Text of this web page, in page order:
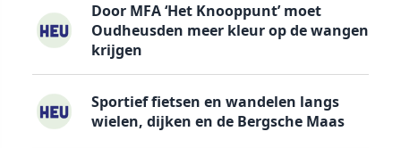
Door MFA ‘Het Knooppunt’ moet
Oudheusden meer kleur op de wangen
krijgen
Sportief fietsen en wandelen langs
wielen, dijken en de Bergsche Maas